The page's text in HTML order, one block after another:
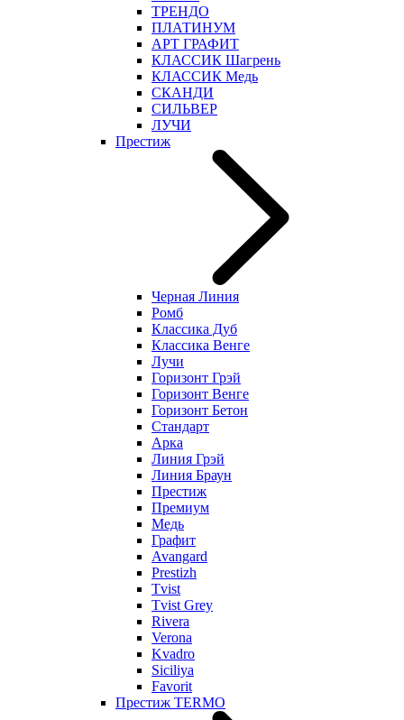
ТРЕНДО
ПЛАТИНУМ
АРТ ГРАФИТ
КЛАССИК Шагрень
КЛАССИК Медь
СКАНДИ
СИЛЬВЕР
ЛУЧИ
Престиж
Черная Линия
Ромб
Классика Дуб
Классика Венге
Лучи
Горизонт Грэй
Горизонт Венге
Горизонт Бетон
Стандарт
Арка
Линия Грэй
Линия Браун
Престиж
Премиум
Медь
Графит
Avangard
Prestizh
Tvist
Tvist Grey
Rivera
Verona
Kvadro
Siciliya
Favorit
Престиж TERMO